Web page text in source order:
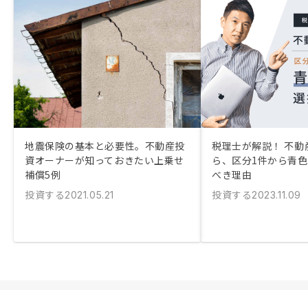
地震保険の基本と必要性。不動産投
資オーナーが知っておきたい上乗せ
補償5例
投資する2021.05.21
税理士が解説！ 不
ら、区分1件から青
べき理由
投資する2023.11.09